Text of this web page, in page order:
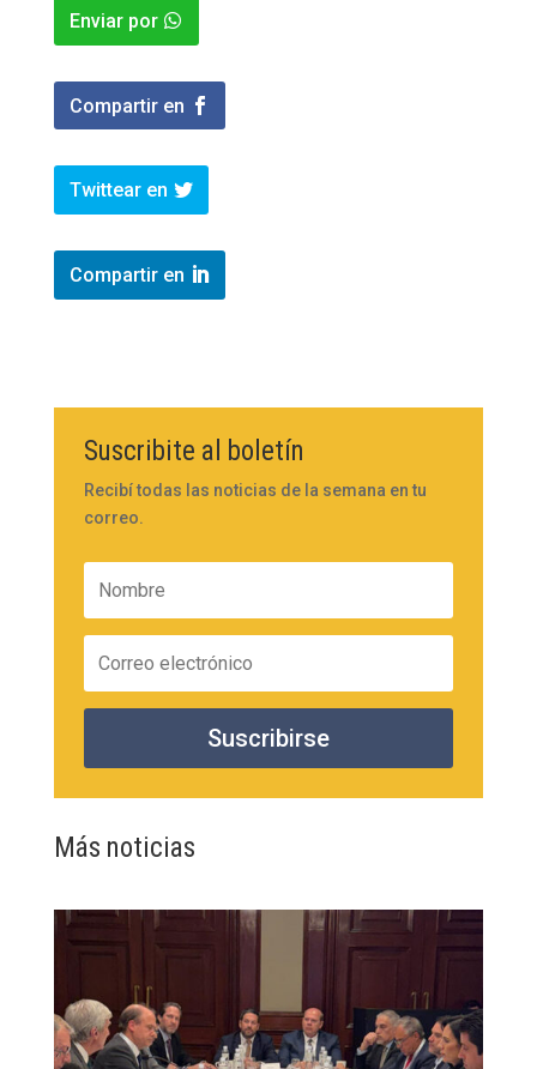
Enviar por
Compartir en
Twittear en
Compartir en
Suscribite al boletín
Recibí todas las noticias de la semana en tu
correo.
Suscribirse
Más noticias